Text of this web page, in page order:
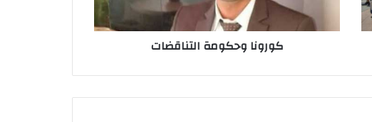
ك
ة
كورونا وحكومة التناقضات